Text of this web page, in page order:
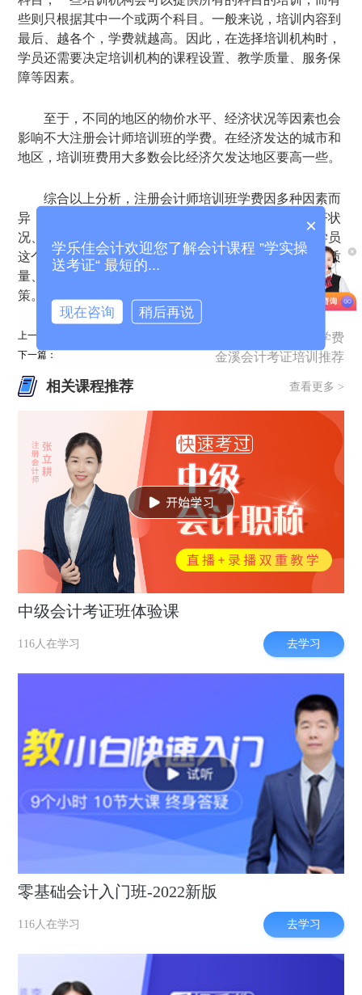
些则只根据其中一个或两个科目。一般来说，培训内容到
最后、越各个，学费就越高。因此，在选择培训机构时，
学员还需要决定培训机构的课程设置、教学质量、服务保
障等因素。
至于，不同的地区的物价水平、经济状况等因素也会
影响不大注册会计师培训班的学费。在经济发达的城市和
地区，培训班费用大多数会比经济欠发达地区要高一些。
综合以上分析，注册会计师培训班学费因多种因素而
异，建议学员在选择类型培训机构时，参照自身的经济状
况、怎么学习需求等多个因素参与综合考虑。同时，学员
这个可以多加也很有所不同培训机构的课程设置、教学质
量、服务保障等方面的信息，希望能够表现出明智的决
策。
上一篇： 广昌会计考证培训学费
下一篇： 金溪会计考证培训推荐
相关课程推荐 查看更多 >
中级会计考证班体验课
116人在学习 去学习
零基础会计入门班-2022新版
116人在学习 去学习
×
学乐佳会计欢迎您了解会计课程 ”学实操
送考证“ 最短的...
现在咨询 稍后再说